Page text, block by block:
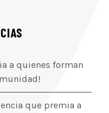
a quienes forman
que premia a